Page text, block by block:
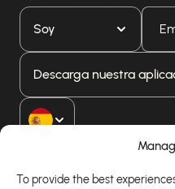
To provide the best
Soy
Descarga nuestra